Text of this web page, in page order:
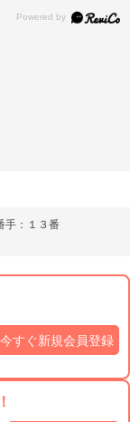
手：１３番
今すぐ新規会員登録